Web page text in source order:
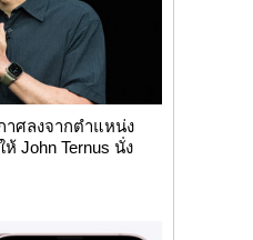
าศลงจากตำแหน่ง
John Ternus นั่ง